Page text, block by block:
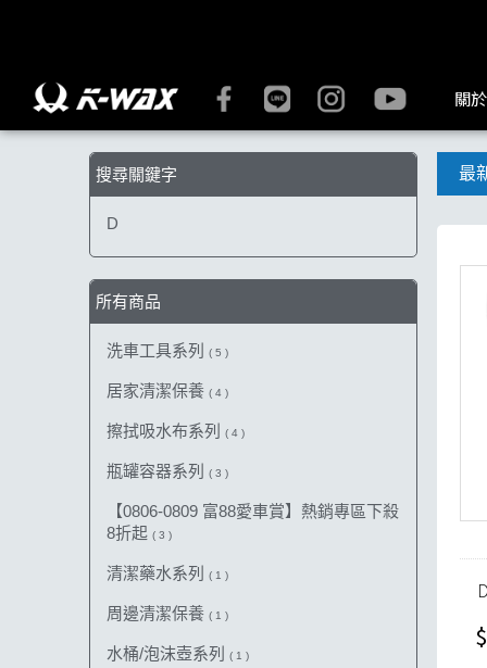
關
搜尋關鍵字
D
所有商品
洗車工具系列 ( 5 )
居家清潔保養 ( 4 )
擦拭吸水布系列 ( 4 )
瓶罐容器系列 ( 3 )
【0806-0809 富88愛車賞】熱銷專區下殺
8折起 ( 3 )
清潔藥水系列 ( 1 )
周邊清潔保養 ( 1 )
水桶/泡沫壺系列 ( 1 )
最